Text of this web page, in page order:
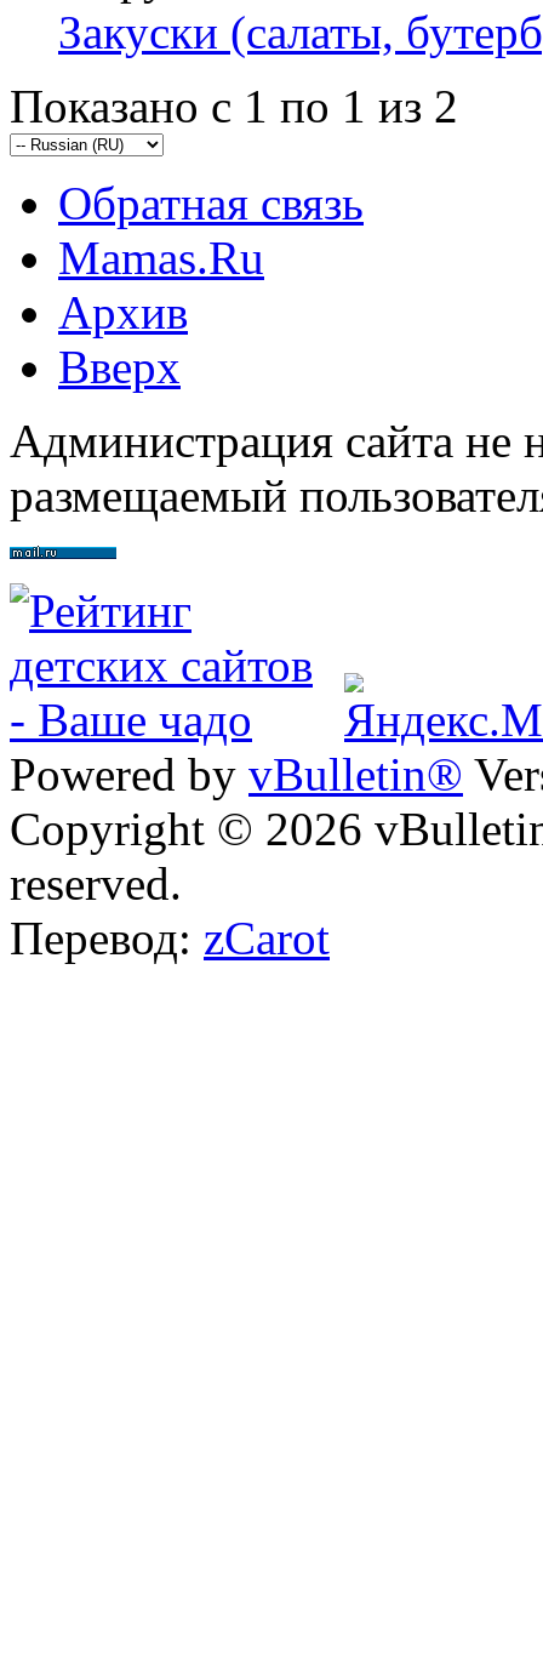
Закуски (салаты,
Показано с 1 по 1 из 2
Обратная связь
Mamas.Ru
Архив
Вверх
Администрация сайта не
размещаемый
Powered by vBulletin®
Copyright © 2026
reserved.
Перевод: zCarot